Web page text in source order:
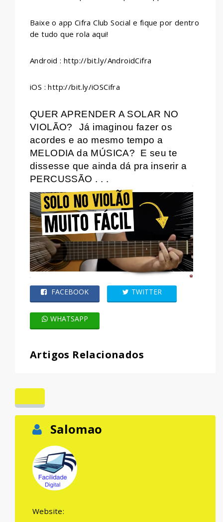
Baixe o app Cifra Club Social e fique por dentro
de tudo que rola aqui!
Android : http://bit.ly/AndroidCifra
iOS : http://bit.ly/iOSCifra
QUER APRENDER A SOLAR NO
VIOLÃO?
Já imaginou fazer os
acordes e ao mesmo tempo a
MELODIA da MÚSICA? E seu te
dissesse que ainda dá pra inserir a
PERCUSSÃO . . .
FACEBOOK TWITTER
WHATSAPP
Artigos Relacionados
Salomao
Website: